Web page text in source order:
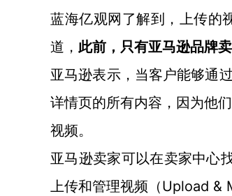
蓝海亿观网了解到，上传的
道， 此前，只有亚马逊品牌
亚马逊表示，当客户能够通
详情页的所有内容，因为他
视频。
亚马逊卖家可以在卖家中心
上传和管理视频（Upload &